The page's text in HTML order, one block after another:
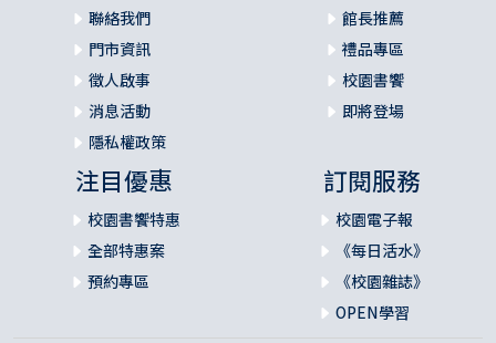
聯絡我們
門市資訊
徵人啟事
消息活動
隱私權政策
館長推薦
禮品專區
校園書饗
即將登場
注目優惠
校園書饗特惠
全部特惠案
預約專區
訂閱服務
校園電子報
《每日活水》
《校園雜誌》
OPEN學習